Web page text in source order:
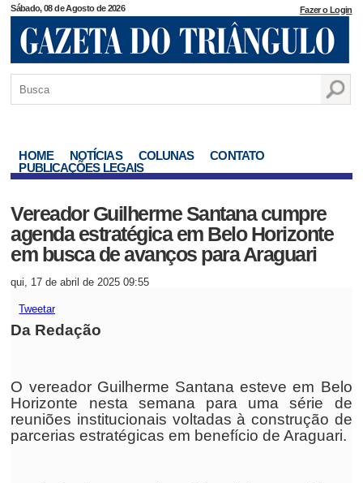
Sábado, 08 de Agosto de 2026 Fazer o Login
HOME NOTÍCIAS COLUNAS
CONTATO
PUBLICAÇÕES LEGAIS
Vereador Guilherme Santana cumpre
agenda estratégica em Belo Horizonte
em busca de avanços para Araguari
qui, 17 de abril de 2025 09:55
Tweetar
Da Redação
O vereador Guilherme Santana esteve em Belo
Horizonte nesta semana para uma série de
reuniões institucionais voltadas à construção de
parcerias estratégicas em benefício de Araguari.